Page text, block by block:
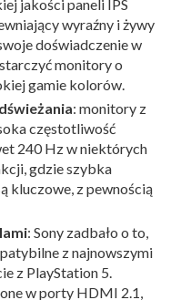
jakości paneli IPS
wyraźny i żywy
doświadczenie w
monitory o
gamie kolorów.
: monitory z
częstotliwość
240 Hz w niektórych
gdzie szybka
kluczowe, z pewnością
: Sony zadbało o to,
z najnowszymi
z PlayStation 5.
w porty HDMI 2.1,